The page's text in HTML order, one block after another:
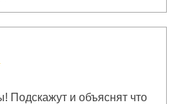
Подскажут и объяснят что